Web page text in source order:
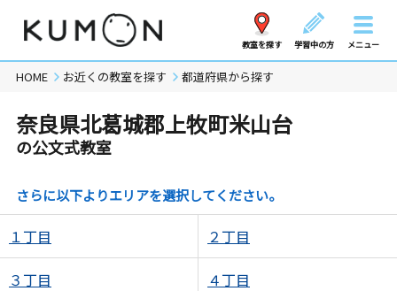
教室を探す 学習中の方 メニュー
HOME お近くの教室を探す 都道府県から探す
奈良県北葛城郡上牧町米山台
の公文式教室
さらに以下よりエリアを選択してください。
１丁目 ２丁目
３丁目 ４丁目